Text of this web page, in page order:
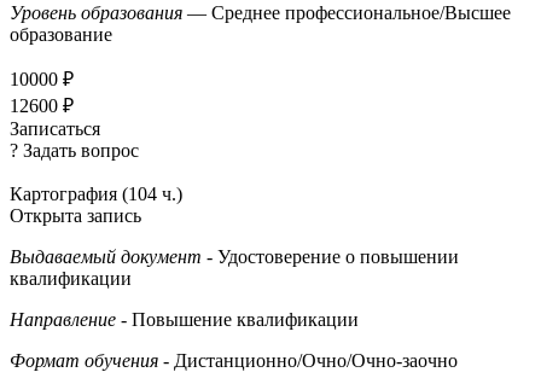
Уровень образования — Среднее профессиональное/Высшее
образование
10000 ₽
12600 ₽
Записаться
? Задать вопрос
Картография (104 ч.)
Открыта запись
Выдаваемый документ - Удостоверение о повышении
квалификации
Направление - Повышение квалификации
Формат обучения - Дистанционно/Очно/Очно-заочно